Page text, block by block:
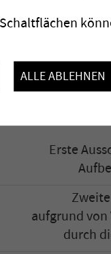
Ingenieurbüro
Buchs &
Erste
aufgrund von
durch
ALLE ABLEHNEN